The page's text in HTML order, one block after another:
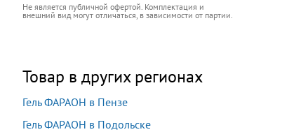
Не является публичной офертой. Комплектация и
внешний вид могут отличаться, в зависимости от партии.
Товар в других регионах
Гель ФАРАОН в Пензе
Гель ФАРАОН в Подольске